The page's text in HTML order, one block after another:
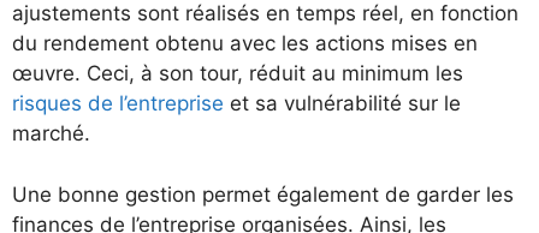
ajustements sont réalisés en temps réel, en fonction
du rendement obtenu avec les actions mises en
œuvre. Ceci, à son tour, réduit au minimum les
risques de l’entreprise et sa vulnérabilité sur le
marché.
Une bonne gestion permet également de garder les
finances de l’entreprise organisées. Ainsi, les